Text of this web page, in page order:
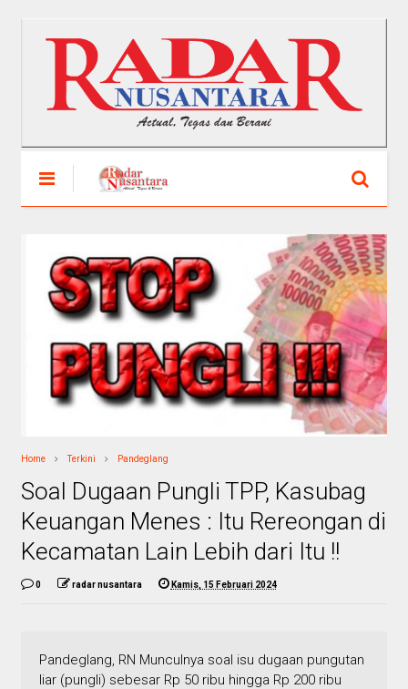
Home Terkini Pandeglang
Soal Dugaan Pungli TPP, Kasubag
Keuangan Menes : Itu Rereongan di
Kecamatan Lain Lebih dari Itu !!
0 radar nusantara Kamis, 15 Februari 2024
Pandeglang, RN Munculnya soal isu dugaan pungutan
liar (pungli) sebesar Rp 50 ribu hingga Rp 200 ribu